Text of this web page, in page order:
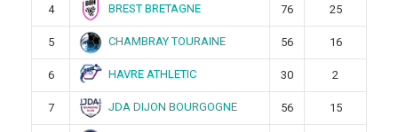
4 BREST BRETAGNE 76 25
5 CHAMBRAY TOURAINE 56 16
6 HAVRE ATHLETIC 30 2
7 JDA DIJON BOURGOGNE 56 15